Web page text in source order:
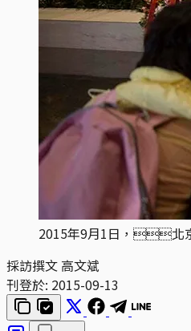
2015年9月1日，北
採訪撰文 高文斌
刊登於: 2015-09-13